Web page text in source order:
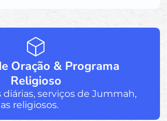
Oração & Programa
Religioso
diárias, serviços de Jummah,
religiosos.